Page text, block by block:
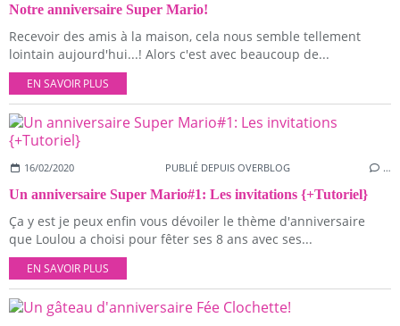
Notre anniversaire Super Mario!
Recevoir des amis à la maison, cela nous semble tellement
lointain aujourd'hui...! Alors c'est avec beaucoup de...
EN SAVOIR PLUS
16/02/2020 PUBLIÉ DEPUIS OVERBLOG …
Un anniversaire Super Mario#1: Les invitations {+Tutoriel}
Ça y est je peux enfin vous dévoiler le thème d'anniversaire
que Loulou a choisi pour fêter ses 8 ans avec ses...
EN SAVOIR PLUS